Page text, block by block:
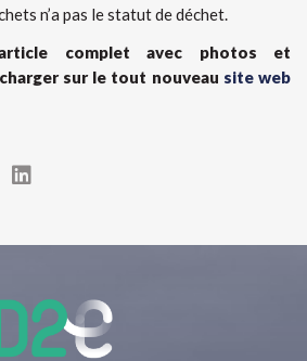
n’a pas le statut de déchet.
complet avec photos et
sur le tout nouveau site web